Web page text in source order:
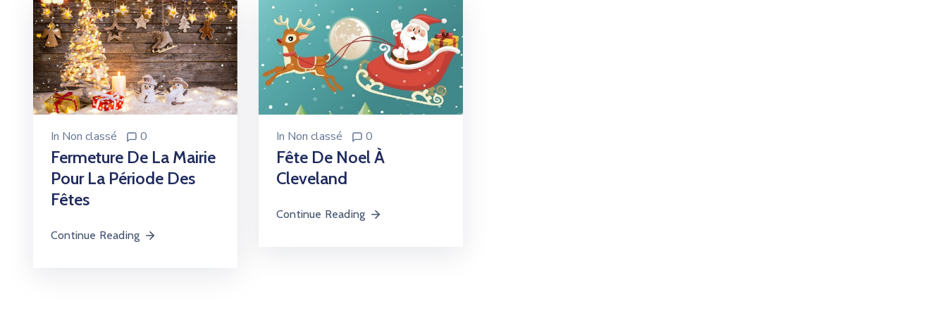
In Non classé 0
Fermeture De La Mairie
Pour La Période Des
Fêtes
Continue Reading
In Non classé 0
Fête De Noel À
Cleveland
Continue Reading